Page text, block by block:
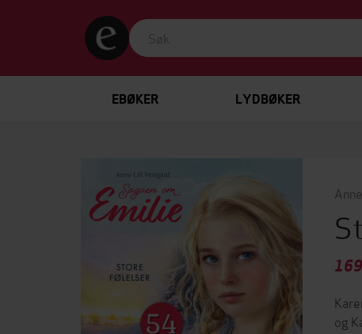
EBØKER LYDBØKER
og